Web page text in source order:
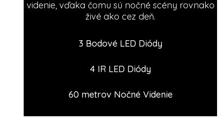
videnie, vďaka čomu sú nočné scény rovnako
živé ako cez deň.
3 Bodové LED Diódy
4 IR LED Diódy
60 metrov Nočné Videnie